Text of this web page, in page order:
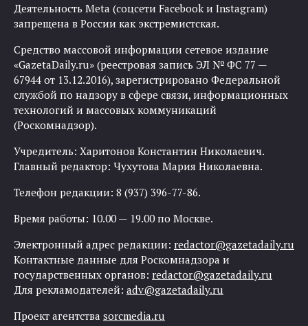
Деятельность Meta (соцсети Facebook и Instagram)
запрещена в России как экстремистская.
Средство массовой информации сетевое издание
«GazetaDaily.ru» (реестровая запись ЭЛ № ФС 77 —
67944 от 13.12.2016), зарегистрировано Федеральной
службой по надзору в сфере связи, информационных
технологий и массовых коммуникаций
(Роскомнадзор).
Учредитель: Харитонов Константин Николаевич.
Главный редактор: Чухутова Мария Николаевна.
Телефон редакции: 8 (937) 396-77-86.
Время работы: 10.00 — 19.00 по Москве.
Электронный адрес редакции: redactor@gazetadaily.ru
Контактные данные для Роскомнадзора и
государственных органов: redactor@gazetadaily.ru
Для рекламодателей: adv@gazetadaily.ru
Проект агентства sorcmedia.ru